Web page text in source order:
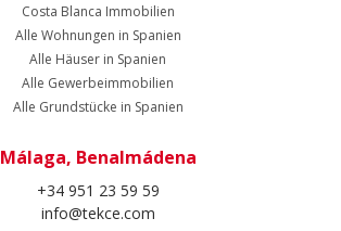
Costa Blanca Immobilien
Alle Wohnungen in Spanien
Alle Häuser in Spanien
Alle Gewerbeimmobilien
Alle Grundstücke in Spanien
Málaga, Benalmádena
+34 951 23 59 59
info@tekce.com